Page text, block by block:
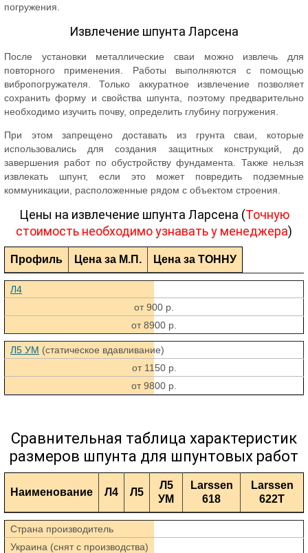
погружения.
Извлечение шпунта Ларсена
После установки металлические сваи можно извлечь для
повторного применения. Работы выполняются с помощью
вибропогружателя. Только аккуратное извлечение позволяет
сохранить форму и свойства шпунта, поэтому предварительно
необходимо изучить почву, определить глубину погружения.
При этом запрещено доставать из грунта сваи, которые
использовались для создания защитных конструкций, до
завершения работ по обустройству фундамента. Также нельзя
извлекать шпунт, если это может повредить подземные
коммуникации, расположенные рядом с объектом строения.
Цены на извлечение шпунта Ларсена (Точную
стоимость необходимо узнавать у менеджера)
Профиль Цена за М.П. Цена за ТОННУ
Л4
от 900 р.
от 8900 р.
Л5 УМ (статическое вдавливание)
от 1150 р.
от 9800 р.
Сравнительная таблица характеристик
размеров шпунта для шпунтовых работ
Наименование Л4 Л5
Л5
УМ
Larssen
618
Larssen
622T
Страна производитель
Украина (снят с производства)